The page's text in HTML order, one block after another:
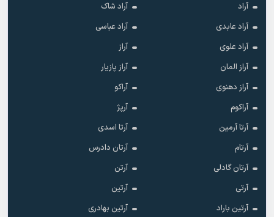
آراد
آراد شاک
آراد عابدی
آراد عباسی
آراد علوی
آراز
آراز المان
آراز پازیار
آراز دهنوی
آراکو
آراکوم
آرپژ
آرتا آرمین
آرتا اسدی
آرتام
آرتان دادرس
آرتان گادلی
آرتن
آرتی
آرتین
آرتین باراد
آرتین بهادری